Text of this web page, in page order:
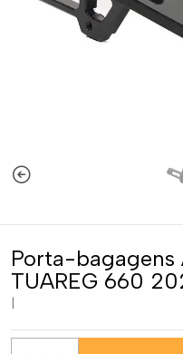
Porta-
TUAREG 660